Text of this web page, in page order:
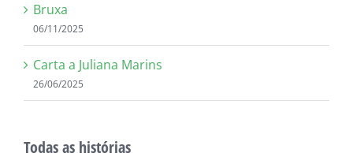
Bruxa
06/11/2025
Carta a Juliana Marins
26/06/2025
Todas as histórias